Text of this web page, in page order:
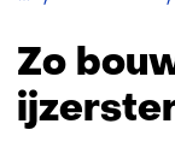
Zo